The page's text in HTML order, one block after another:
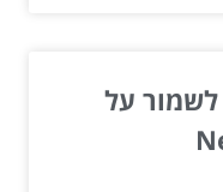
לשמור על